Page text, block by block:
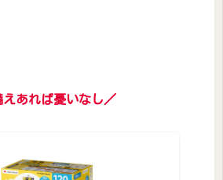
えあれば憂いなし／